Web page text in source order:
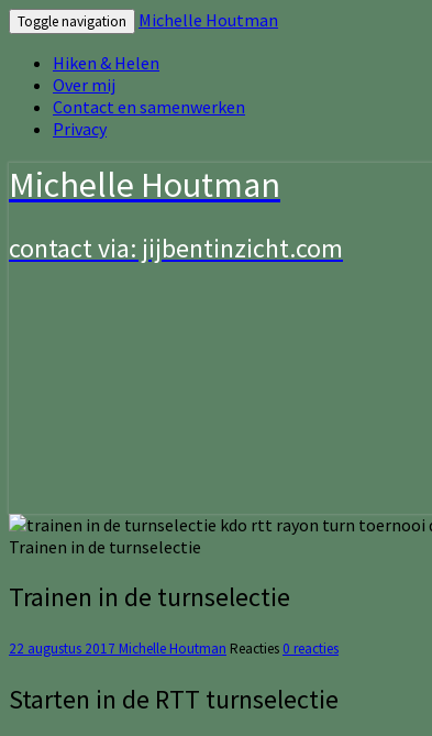
Toggle navigation
Michelle Houtman
Hiken & Helen
Over mij
Contact en samenwerken
Privacy
Michelle Houtman
contact via: jijbentinzicht.com
Trainen in de turnselectie
Trainen in de turnselectie
22 augustus 2017 Michelle Houtman Reacties 0 reacties
Starten in de RTT turnselectie